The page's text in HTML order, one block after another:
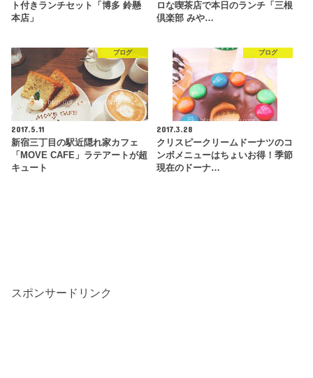
ト付きランチセット「博多 鈴懸
本店」
ロな喫茶店で本日のランチ「三根
倶楽部 みや…
ブログ
2017.5.11
新宿三丁目の駅近隠れ家カフェ
「MOVE CAFE」ラテアートが超
キュート
ブログ
2017.3.28
クリスピークリームドーナツのコ
ンボメニューはちょいお得！季節
現在のドーナ…
スポンサードリンク